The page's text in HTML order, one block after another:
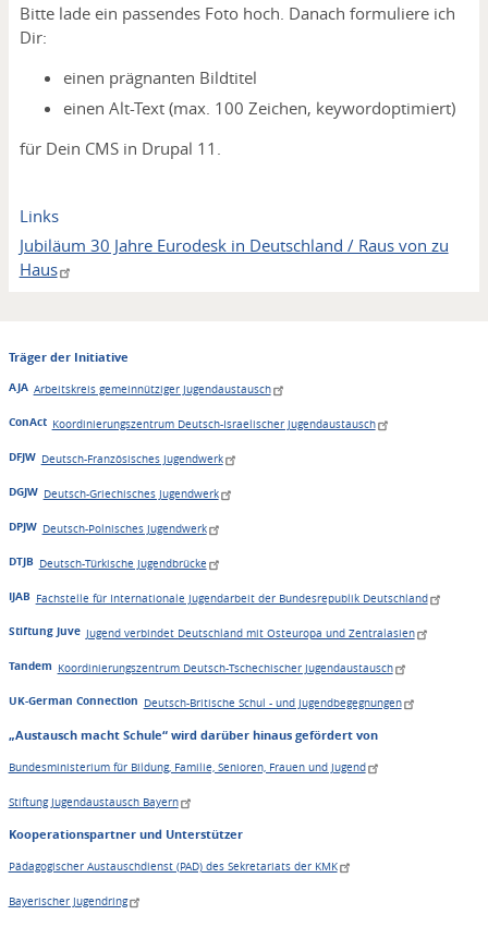
Bitte lade ein passendes Foto hoch. Danach formuliere ich
Dir:
einen prägnanten Bildtitel
einen Alt-Text (max. 100 Zeichen, keywordoptimiert)
für Dein CMS in Drupal 11.
Links
Jubiläum 30 Jahre Eurodesk in Deutschland / Raus von zu
Haus
Träger der Initiative
AJA Arbeitskreis gemeinnütziger Jugendaustausch
ConAct Koordinierungszentrum Deutsch-Israelischer Jugendaustausch
DFJW Deutsch-Französisches Jugendwerk
DGJW Deutsch-Griechisches Jugendwerk
DPJW Deutsch-Polnisches Jugendwerk
DTJB Deutsch-Türkische Jugendbrücke
IJAB Fachstelle für Internationale Jugendarbeit der Bundesrepublik Deutschland
Stiftung Juve Jugend verbindet Deutschland mit Osteuropa und Zentralasien
Tandem Koordinierungszentrum Deutsch-Tschechischer Jugendaustausch
UK-German Connection Deutsch-Britische Schul - und Jugendbegegnungen
„Austausch macht Schule“ wird darüber hinaus gefördert von
Bundesministerium für Bildung, Familie, Senioren, Frauen und Jugend
Stiftung Jugendaustausch Bayern
Kooperationspartner und Unterstützer
Pädagogischer Austauschdienst (PAD) des Sekretariats der KMK
Bayerischer Jugendring